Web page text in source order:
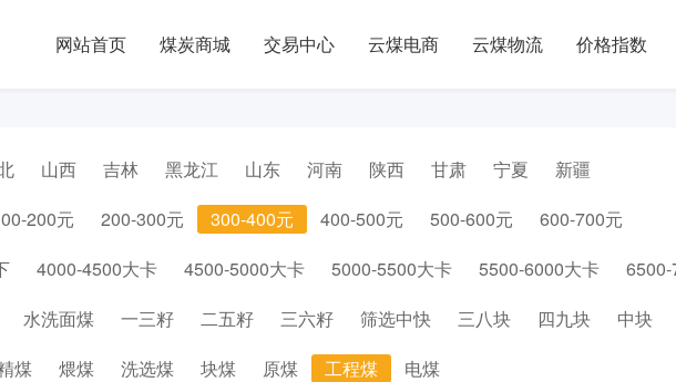
网站首页 煤炭商城 交易中心 云煤电商 云煤物流 价格指数
山西 吉林 黑龙江 山东 河南 陕西 甘肃 宁夏
新疆
200元 200-300元 300-400元 400-500元 500-600元
600-700元
4000-4500大卡 4500-5000大卡 5000-5500大卡 5500-6000大卡
水洗面煤 一三籽 二五籽 三六籽 筛选中快 三八块 四九块 中块
煤 煨煤 洗选煤 块煤 原煤 工程煤
电煤